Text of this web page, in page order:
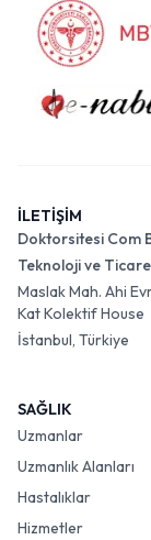
İLETİŞİM
Doktorsitesi Com
Teknoloji ve
Maslak Mah. Ahi
Kat Kolektif House
İstanbul, Türkiye
SAĞLIK
Uzmanlar
Uzmanlık Alanları
Hastalıklar
Hizmetler